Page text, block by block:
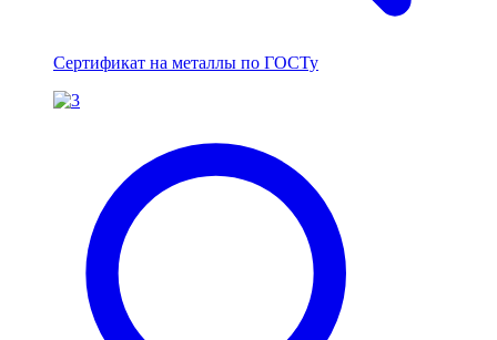
Сертификат на металлы по ГОСТу